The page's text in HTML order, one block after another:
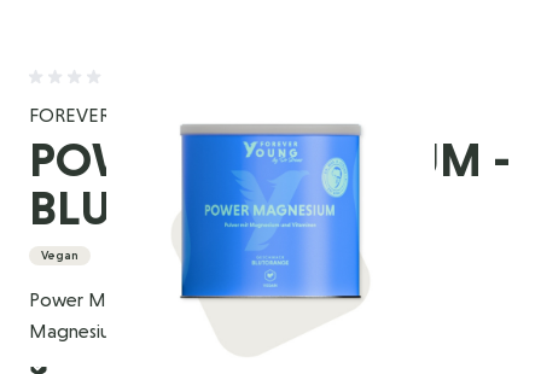
FOREVER YOUNG
POWER MAGNESIUM -
BLUTORANGE
Vegan
Power Magnesium enthält drei bioverfügbare
Magnesiumarten und wertvolle Vitamine.